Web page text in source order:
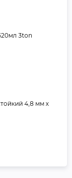
3ton
4,8 мм х